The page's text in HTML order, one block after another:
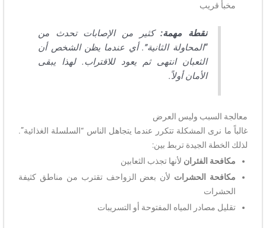
مخبأ قريب
نقطة مهمة:كثير من الإصابات تحدث من
“المحاولة الثانية”. أي عندما يظن الشخص أن
الثعبان انتهى ثم يعود للاقتراب. لهذا يبقى
الأمان أولاً.
معالجة السبب وليس العرض
غالباً ما نرى المشكلة تتكرر عندما يتجاهل الناس “السلسلة الغذائية”.
لذلك الخطة الجيدة تربط بين:
مكافحة الفئران لأنها تجذب الثعابين
مكافحة الحشرات لأن بعض الزواحف تقترب من مناطق كثيفة
الحشرات
تقليل مصادر المياه المفتوحة أو التسريبات